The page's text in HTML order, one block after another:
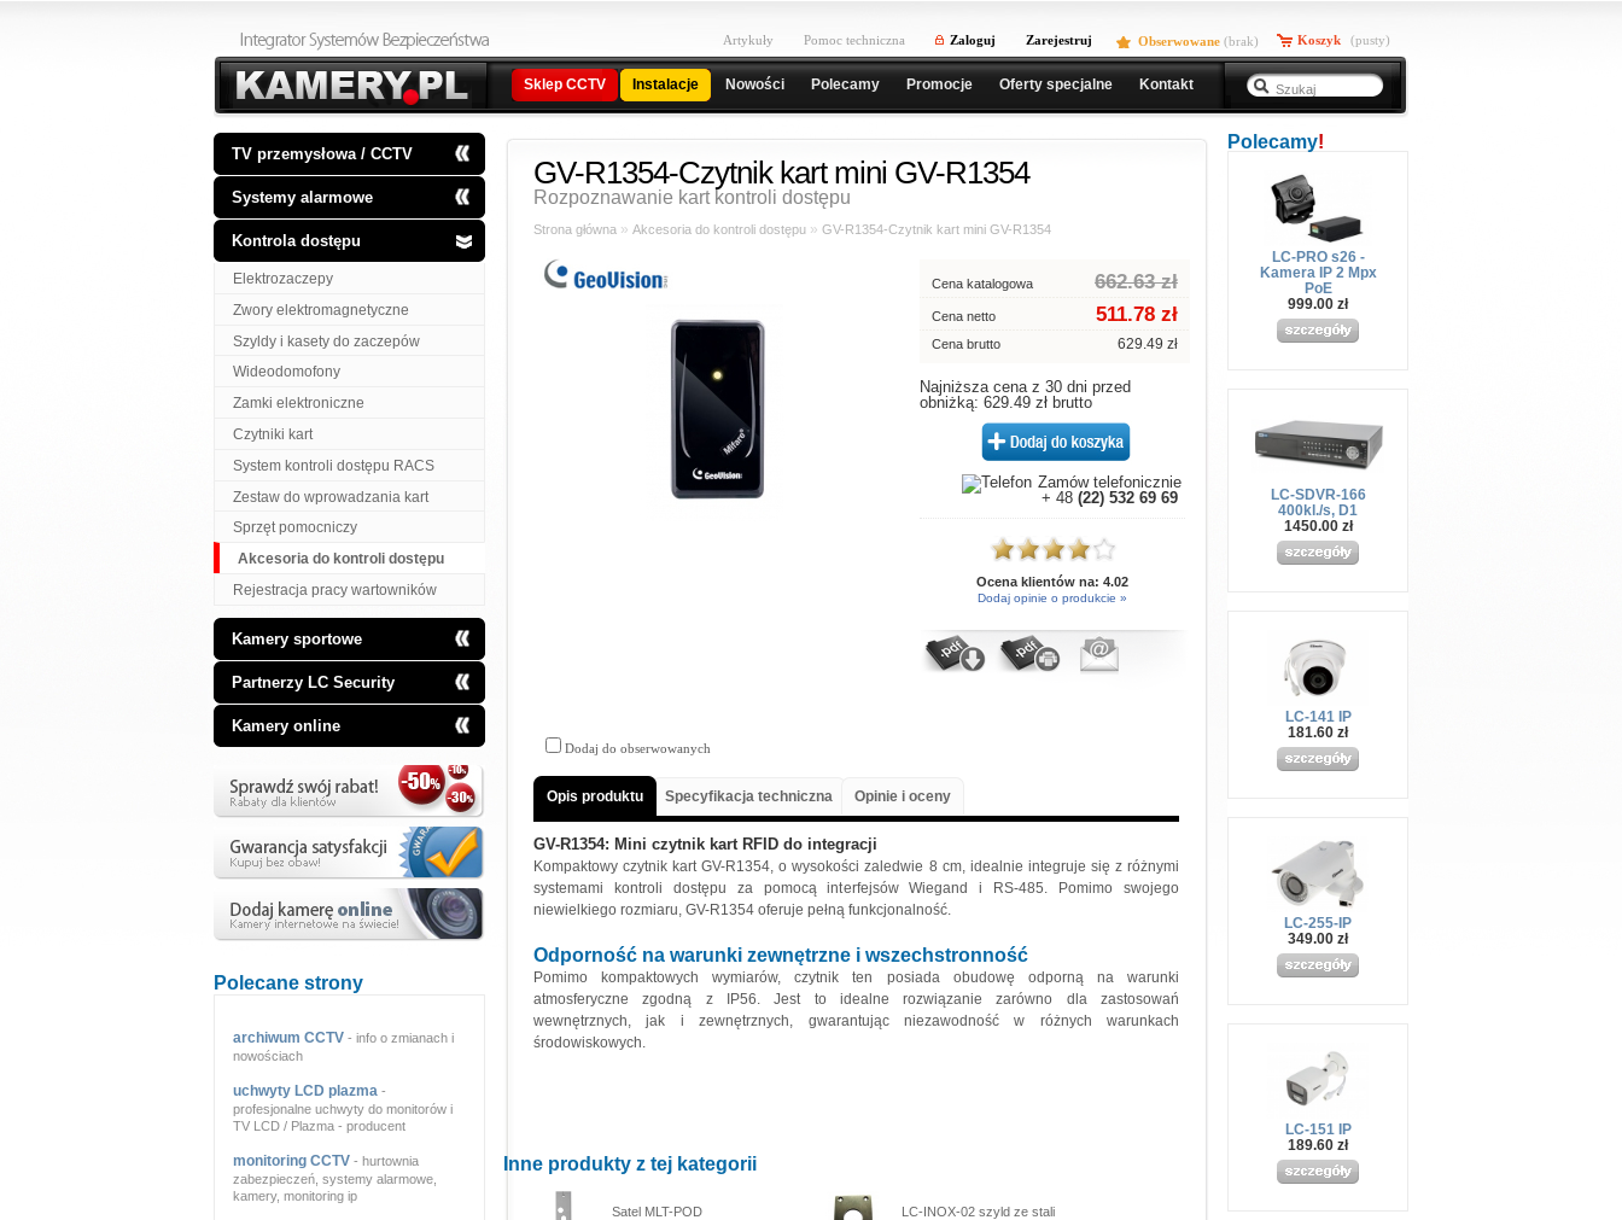
Artykuły Pomoc techniczna Zaloguj Zarejestruj Obserwowane (brak) Koszyk (pusty)
Sklep CCTV Instalacje Nowości Polecamy Promocje Oferty specjalne Kontakt
TV przemysłowa / CCTV
Systemy alarmowe
Kontrola dostępu
Elektrozaczepy
Zwory elektromagnetyczne
Szyldy i kasety do zaczepów
Wideodomofony
Zamki elektroniczne
Czytniki kart
System kontroli dostępu RACS
Zestaw do wprowadzania kart
Sprzęt pomocniczy
Akcesoria do kontroli dostępu
Rejestracja pracy wartowników
Kamery sportowe
Partnerzy LC Security
Kamery online
Polecane strony
archiwum CCTV - info o zmianach i
nowościach
uchwyty LCD plazma -
profesjonalne uchwyty do monitorów i
TV LCD / Plazma - producent
monitoring CCTV - hurtownia
zabezpieczeń, systemy alarmowe,
kamery, monitoring ip
Polecamy!
LC-PRO s26 -
Kamera IP 2 Mpx
PoE
999.00 zł
LC-SDVR-166
400kl./s, D1
1450.00 zł
LC-141 IP
181.60 zł
LC-255-IP
349.00 zł
LC-151 IP
189.60 zł
GV-R1354-Czytnik kart mini GV-R1354
Rozpoznawanie kart kontroli dostępu
Strona główna » Akcesoria do kontroli dostępu » GV-R1354-Czytnik kart mini GV-R1354
Cena katalogowa 662.63 zł
Cena netto 511.78 zł
Cena brutto 629.49 zł
Najniższa cena z 30 dni przed
obniżką: 629.49 zł brutto
Zamów telefonicznie
+ 48 (22) 532 69 69
Ocena klientów na: 4.02
Dodaj opinie o produkcie »
Dodaj do obserwowanych
Opis produktu Specyfikacja techniczna Opinie i oceny
GV-R1354: Mini czytnik kart RFID do integracji
Kompaktowy czytnik kart GV-R1354, o wysokości zaledwie 8 cm, idealnie integruje się z różnymi
systemami kontroli dostępu za pomocą interfejsów Wiegand i RS-485. Pomimo swojego
niewielkiego rozmiaru, GV-R1354 oferuje pełną funkcjonalność.
Odporność na warunki zewnętrzne i wszechstronność
Pomimo kompaktowych wymiarów, czytnik ten posiada obudowę odporną na warunki
atmosferyczne zgodną z IP56. Jest to idealne rozwiązanie zarówno dla zastosowań
wewnętrznych, jak i zewnętrznych, gwarantując niezawodność w różnych warunkach
środowiskowych.
Inne produkty z tej kategorii
Satel MLT-POD
LC-INOX-02 szyld ze stali